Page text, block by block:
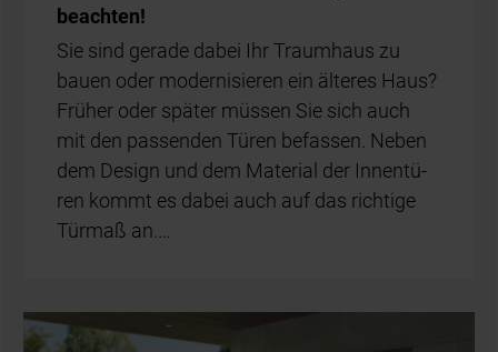
be­ach­ten!
Sie sind ge­ra­de da­bei Ihr Traum­haus zu
bau­en oder mo­der­ni­sie­ren ein äl­te­res Haus?
Frü­her oder spä­ter müs­sen Sie sich auch
mit den pas­sen­den Tü­ren be­fas­sen. Ne­ben
dem De­sign und dem Ma­te­ri­al der In­nen­tü­
ren kommt es da­bei auch auf das rich­ti­ge
Tür­maß an.…